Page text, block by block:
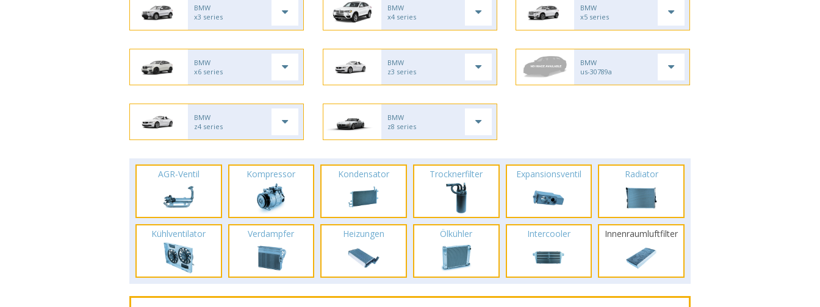
BMW
x3 series
BMW
x4 series
BMW
x5 series
BMW
x6 series
BMW
z3 series
BMW
us-30789a
BMW
z4 series
BMW
z8 series
AGR-Ventil Kompressor Kondensator Trocknerfilter Expansionsventil Radiator
Kühlventilator Verdampfer Heizungen Ölkühler Intercooler Innenraumluftfilter